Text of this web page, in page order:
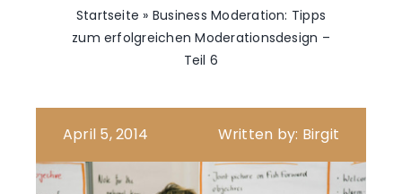
Startseite » Business Moderation: Tipps
zum erfolgreichen Moderationsdesign –
Teil 6
April 5, 2014 Written by: Birgit